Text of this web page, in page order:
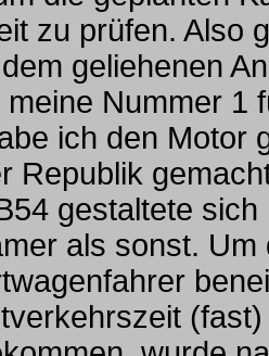
zu prüfen. Also
geliehenen
meine Nummer 1
ich den Motor
Republik
gestaltete
als sonst.